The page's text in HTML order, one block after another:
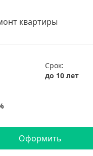
квартиры
Срок:
до 10 лет
Оформить